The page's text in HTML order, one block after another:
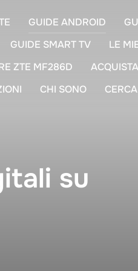
GUIDE ANDROID
GUIDE SMART TV
LE
ZTE MF286D
CHI SONO
su